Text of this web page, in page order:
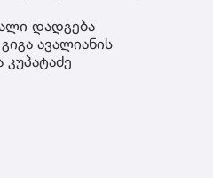
დადგება
ავალიანის